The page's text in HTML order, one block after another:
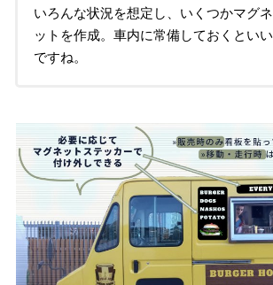
いろんな状況を想定し、いくつかマグネ
ットを作成。車内に常備しておくといい
ですね。